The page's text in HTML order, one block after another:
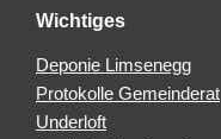
Wichtiges
Deponie Limsenegg
Protokolle Gemeinderat
Underloft